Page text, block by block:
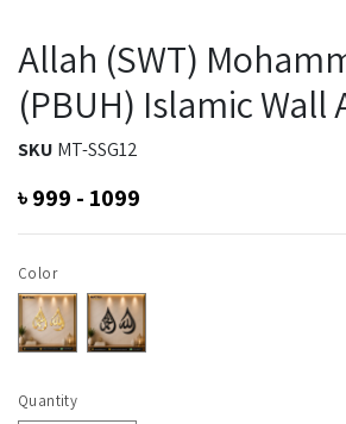
Allah (SWT)
(PBUH) Islamic Wall
SKU MT-SSG12
৳999 - 1099
Color
Quantity